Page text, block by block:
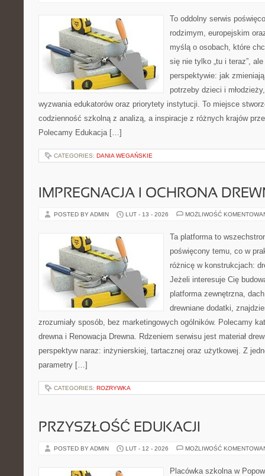
To oddolny serwis
rodzimym, europejskim
myślą o osobach, które
się nie tylko „tu i teraz”,
perspektywie: jak
potrzeby dzieci i
wyzwania edukatorów oraz priorytety instytucji. To miejsce
codzienność szkolną z analizą, a inspiracje z różnych krajów
Polecamy Edukacja […]
CATEGORIES: DANIA WEGAŃSKIE
IMPREGNACJA I OCHRONA
POSTED BY ADMIN LUT - 13 - 2026 MOŻLIWOŚĆ
Ta platforma to
poświęcony temu, co w
różnicę w konstrukcjach:
Jeżeli interesuje Cię
platforma zewnętrzna,
drewniane dodatki,
zrozumiały sposób, bez marketingowych ogólników. Polecamy
drewna i Renowacja Drewna. Rdzeniem serwisu jest materiał
perspektyw naraz: inżynierskiej, tartacznej oraz użytkowej. Z
parametry […]
CATEGORIES: ROZRYWKA
PRZYSZŁOŚĆ EDUKACJI
POSTED BY ADMIN LUT - 12 - 2026 MOŻLIWOŚĆ
Placówka szkolna w